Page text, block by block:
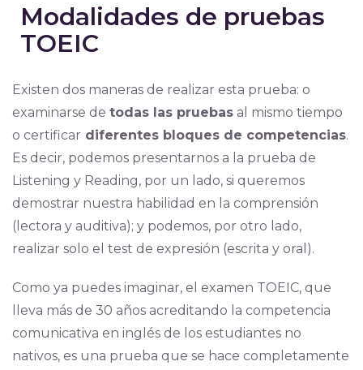
Modalidades de pruebas
TOEIC
Existen dos maneras de realizar esta prueba: o
examinarse de todas las pruebas al mismo tiempo
o certificar diferentes bloques de competencias.
Es decir, podemos presentarnos a la prueba de
Listening y Reading, por un lado, si queremos
demostrar nuestra habilidad en la comprensión
(lectora y auditiva); y podemos, por otro lado,
realizar solo el test de expresión (escrita y oral).
Como ya puedes imaginar, el examen TOEIC, que
lleva más de 30 años acreditando la competencia
comunicativa en inglés de los estudiantes no
nativos, es una prueba que se hace completamente